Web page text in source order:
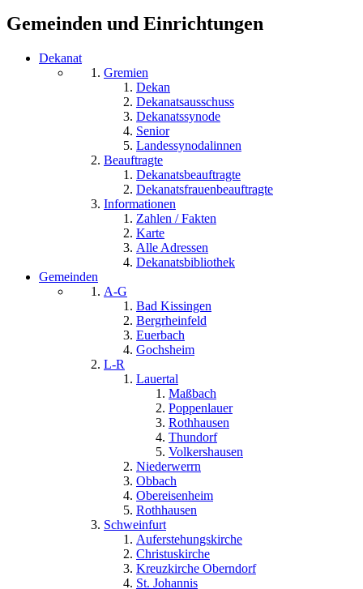
Gemeinden und Einrichtungen
Dekanat
Gremien
Dekan
Dekanatsausschuss
Dekanatssynode
Senior
Landessynodalinnen
Beauftragte
Dekanatsbeauftragte
Dekanatsfrauenbeauftragte
Informationen
Zahlen / Fakten
Karte
Alle Adressen
Dekanatsbibliothek
Gemeinden
A-G
Bad Kissingen
Bergrheinfeld
Euerbach
Gochsheim
L-R
Lauertal
Maßbach
Poppenlauer
Rothhausen
Thundorf
Volkershausen
Niederwerrn
Obbach
Obereisenheim
Rothhausen
Schweinfurt
Auferstehungskirche
Christuskirche
Kreuzkirche Oberndorf
St. Johannis